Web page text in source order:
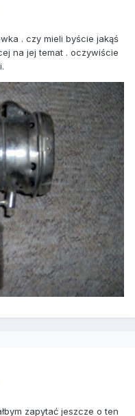
. czy mieli byście jakąś
na jej temat . oczywiście
zapytać jeszcze o ten